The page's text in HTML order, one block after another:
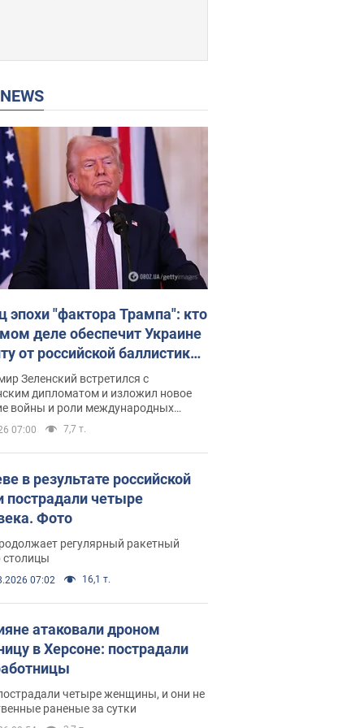
NEWS
эпохи "фактора Трампа": кто
деле обеспечит Украине
от российской баллистики.
с Безсмертным
Зеленский встретился с
дипломатом и изложил новое
войны и роли международных
в борьбе с Россией
07:00 7,7 т.
в результате российской
пострадали четыре
Фото
регулярный ракетный
столицы
07:02 16,1 т.
атаковали дроном
в Херсоне: пострадали
четыре женщины, и они не
раненые за сутки